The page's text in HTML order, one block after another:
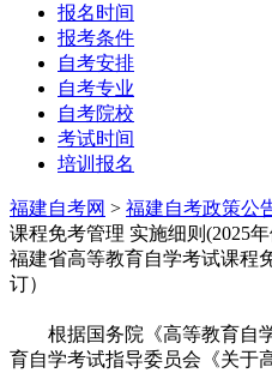
报名时间
报考条件
自考安排
自考专业
自考院校
考试时间
培训报名
福建自考网 > 福建自考政策公
课程免考管理 实施细则(2025年
福建省高等教育自学考试课程
订）
根据国务院《高等教育自学
育自学考试指导委员会《关于